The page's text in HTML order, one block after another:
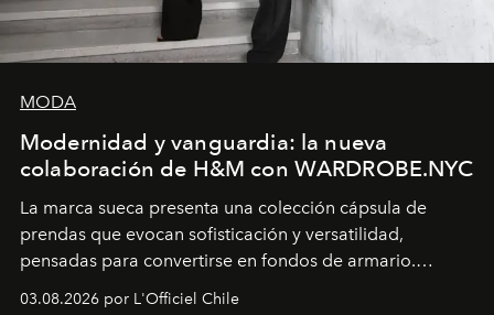
MODA
Modernidad y vanguardia: la nueva
colaboración de H&M con WARDROBE.NYC
La marca sueca presenta una colección cápsula de
prendas que evocan sofisticación y versatilidad,
pensadas para convertirse en fondos de armario.
Disponible en Chile desde el 6 de agosto.
03.08.2026 por L'Officiel Chile